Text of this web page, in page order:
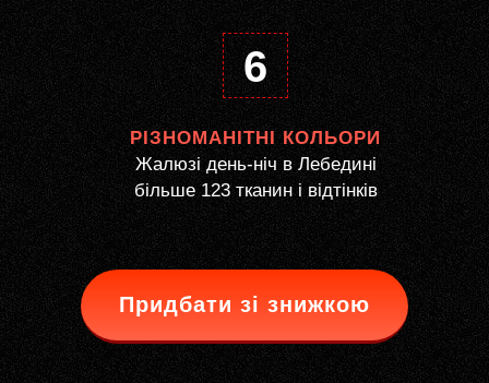
6
РІЗНОМАНІТНІ КОЛЬОРИ
Жалюзі день-ніч в Лебедині
більше 123 тканин і відтінків
Придбати зі знижкою